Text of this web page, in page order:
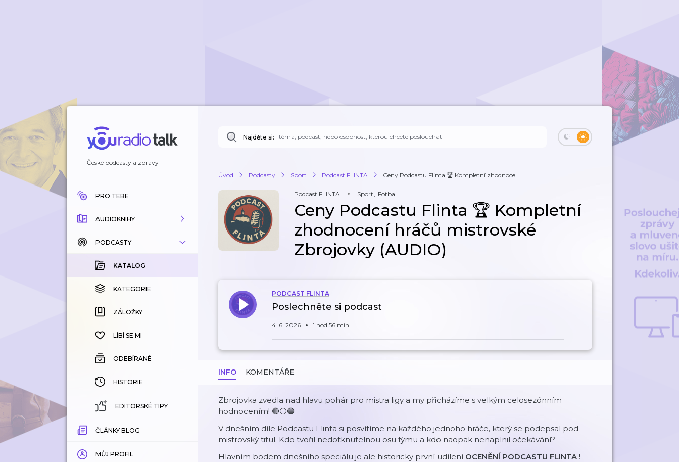
České podcasty a zprávy
PRO TEBE
AUDIOKNIHY
KATALOG
KOUPENÉ
KATEGORIE
ZÁLOŽKY
HISTORIE
PODCASTY
KATALOG
KATEGORIE
ZÁLOŽKY
LÍBÍ SE MI
ODEBÍRANÉ
HISTORIE
EDITORSKÉ TIPY
ČLÁNKY BLOG
MŮJ PROFIL
Najděte si:
Úvod Podcasty Sport Podcast FLINTA Ceny Podcastu Flinta 🏆 Kompletní zhodnoce...
Podcast FLINTA Sport, Fotbal
Ceny Podcastu Flinta 🏆 Kompletní
zhodnocení hráčů mistrovské
Zbrojovky (AUDIO)
PODCAST FLINTA
Poslechněte si podcast
4. 6. 2026 1 hod 56 min
INFO KOMENTÁŘE
Zbrojovka zvedla nad hlavu pohár pro mistra ligy a my přicházíme s velkým celosezónním
hodnocením! 🔴⚪🔵
V dnešním díle Podcastu Flinta si posvítíme na každého jednoho hráče, který se podepsal pod
mistrovský titul. Kdo tvořil nedotknutelnou osu týmu a kdo naopak nenaplnil očekávání?
Hlavním bodem dnešního speciálu je ale historicky první udílení OCENĚNÍ PODCASTU FLINTA !